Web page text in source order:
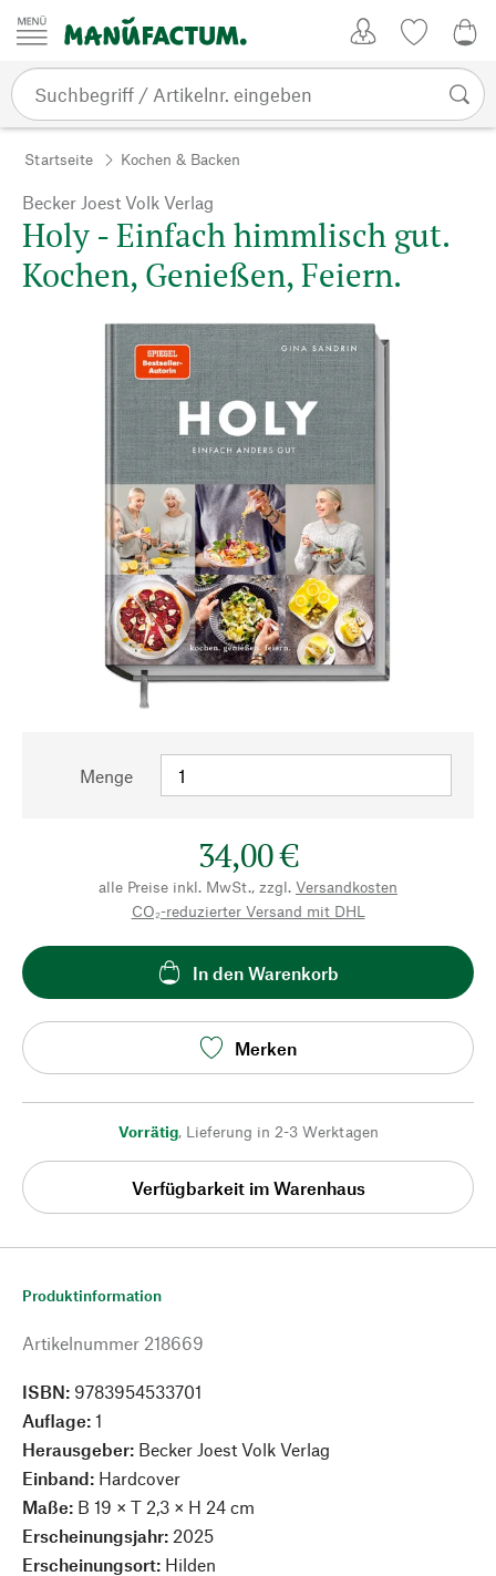
Zum Inhalt springen
Startseite Kochen & Backen
Becker Joest Volk Verlag
Holy - Einfach himmlisch gut.
Kochen, Genießen, Feiern.
Menge
34,00 €
alle Preise inkl. MwSt., zzgl. Versandkosten
CO₂-reduzierter Versand mit DHL
In den Warenkorb
Merken
Vorrätig, Lieferung in 2-3 Werktagen
Verfügbarkeit im Warenhaus
Produktinformation
Artikelnummer 218669
ISBN: 9783954533701
Auflage: 1
Herausgeber: Becker Joest Volk Verlag
Einband: Hardcover
Maße: B 19 × T 2,3 × H 24 cm
Erscheinungsjahr: 2025
Erscheinungsort: Hilden